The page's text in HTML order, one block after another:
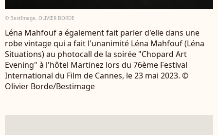
© BestImage, OLIVIER BORDE
Léna Mahfouf a également fait parler d'elle dans une
robe vintage qui a fait l'unanimité Léna Mahfouf (Léna
Situations) au photocall de la soirée "Chopard Art
Evening" à l'hôtel Martinez lors du 76ème Festival
International du Film de Cannes, le 23 mai 2023. ©
Olivier Borde/Bestimage